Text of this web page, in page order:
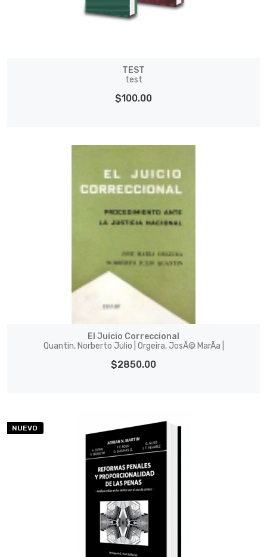
TEST
test
$100.00
El Juicio Correccional
Quantin, Norberto Julio | Orgeira, JosÃ© MarÃ­a |
$2850.00
NUEVO